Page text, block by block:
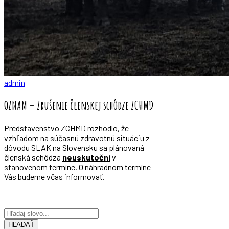
admin
OZNAM – Zrušenie členskej schôdze ZCHMD
Predstavenstvo ZCHMD rozhodlo, že
vzhľadom na súčasnú zdravotnú situáciu z
dôvodu SLAK na Slovensku sa plánovaná
členská schôdza neuskutočnív
stanovenom termíne. O náhradnom termíne
Vás budeme včas informovať.
HĽADAŤ